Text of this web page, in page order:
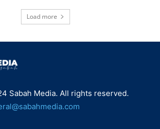
Load more
Sabah Media. All rights reserved.